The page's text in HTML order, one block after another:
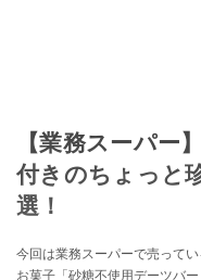
【業務スーパー
付きのちょっと
選！
今回は業務スーパーで売って
お菓子「砂糖不使用デーツバ